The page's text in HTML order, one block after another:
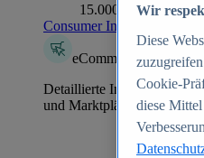
15.000+ Marken
Consumer Insights
eCommerce Insights
Detaillierte Informationen
und Marktplätzen
Wir
Diese
Cookie-
diese